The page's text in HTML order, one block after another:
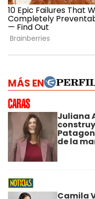
MÁS EN
Juliana
de la
Camila